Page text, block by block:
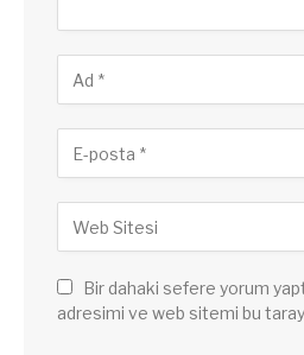
Bir dahaki sefere yorum
adresimi ve web sitemi bu